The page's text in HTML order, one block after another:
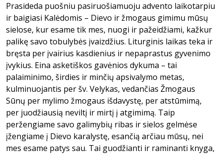
Prasideda puošniu pasiruošiamuoju advento laikotarpiu
ir baigiasi Kalėdomis – Dievo ir žmogaus gimimu mūsų
sielose, kur esame tik mes, nuogi ir pažeidžiami, kažkur
palikę savo tobulybės įvaizdžius. Liturginis laikas teka ir
bręsta per įvairius kasdienius ir nepaprastus gyvenimo
įvykius. Eina asketiškos gavėnios dykuma – tai
palaiminimo, širdies ir minčių apsivalymo metas,
kulminuojantis per šv. Velykas, vedančias Žmogaus
Sūnų per mylimo žmogaus išdavystę, per atstūmimą,
per juodžiausią neviltį ir mirtį į atgimimą. Taip
peržengiame savo galimybių ribas ir sielos gelmėse
įžengiame į Dievo karalystę, esančią arčiau mūsų, nei
mes esame patys sau. Tai guodžianti ir raminanti knyga,